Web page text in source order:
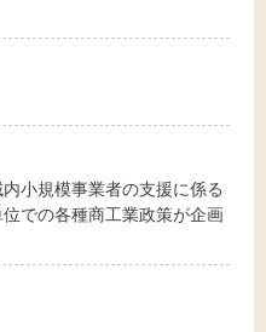
小規模事業者の支援に係る
での各種商工業政策が企画